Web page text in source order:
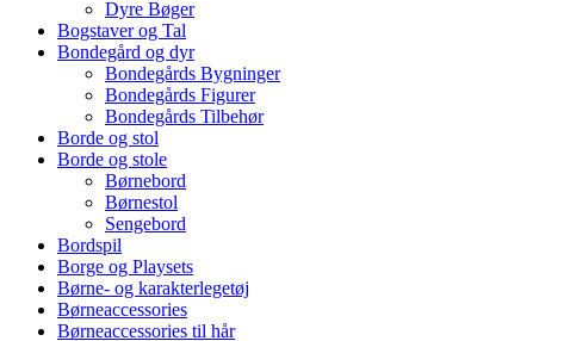
Dyre Bøger
Bogstaver og Tal
Bondegård og dyr
Bondegårds Bygninger
Bondegårds Figurer
Bondegårds Tilbehør
Borde og stol
Borde og stole
Børnebord
Børnestol
Sengebord
Bordspil
Borge og Playsets
Børne- og karakterlegetøj
Børneaccessories
Børneaccessories til hår